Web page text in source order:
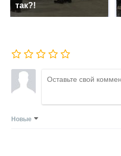
так?!
Новые